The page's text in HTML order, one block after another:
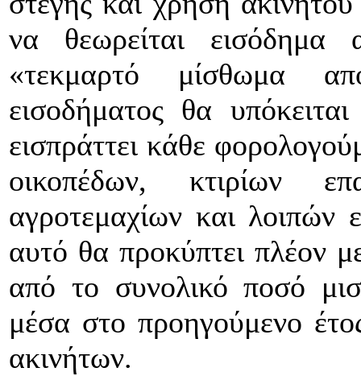
να θεωρείται
«τεκμαρτό μίσθωμα
εισοδήματος θα
εισπράττει κάθε
οικοπέδων, κτιρίων
αγροτεμαχίων και λοιπών
αυτό θα προκύπτει πλέον
από το συνολικό ποσό
μέσα στο προηγούμενο
ακινήτων.